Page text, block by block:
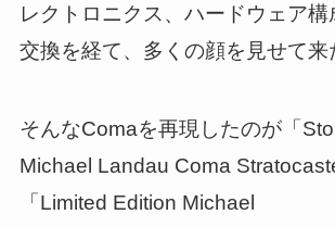
レクトロニクス、ハードウェア
交換を経て、多くの顔を見せて来
そんなComaを再現したのが「
Michael Landau Coma
「Limited Edition Michael